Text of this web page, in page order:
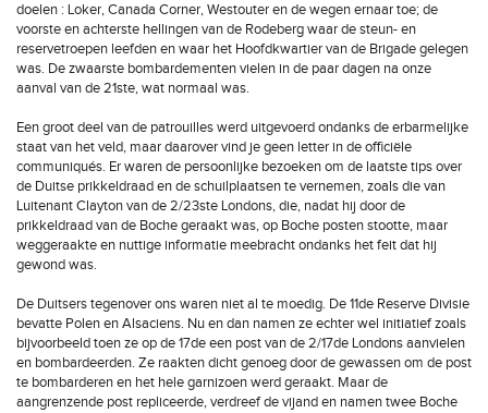
doelen : Loker, Canada Corner, Westouter en de wegen ernaar toe; de
voorste en achterste hellingen van de Rodeberg waar de steun- en
reservetroepen leefden en waar het Hoofdkwartier van de Brigade gelegen
was. De zwaarste bombardementen vielen in de paar dagen na onze
aanval van de 21ste, wat normaal was.
Een groot deel van de patrouilles werd uitgevoerd ondanks de erbarmelijke
staat van het veld, maar daarover vind je geen letter in de officiële
communiqués. Er waren de persoonlijke bezoeken om de laatste tips over
de Duitse prikkeldraad en de schuilplaatsen te vernemen, zoals die van
Luitenant Clayton van de 2/23ste Londons, die, nadat hij door de
prikkeldraad van de Boche geraakt was, op Boche posten stootte, maar
weggeraakte en nuttige informatie meebracht ondanks het feit dat hij
gewond was.
De Duitsers tegenover ons waren niet al te moedig. De 11de Reserve Divisie
bevatte Polen en Alsaciens. Nu en dan namen ze echter wel initiatief zoals
bijvoorbeeld toen ze op de 17de een post van de 2/17de Londons aanvielen
en bombardeerden. Ze raakten dicht genoeg door de gewassen om de post
te bombarderen en het hele garnizoen werd geraakt. Maar de
aangrenzende post repliceerde, verdreef de vijand en namen twee Boche